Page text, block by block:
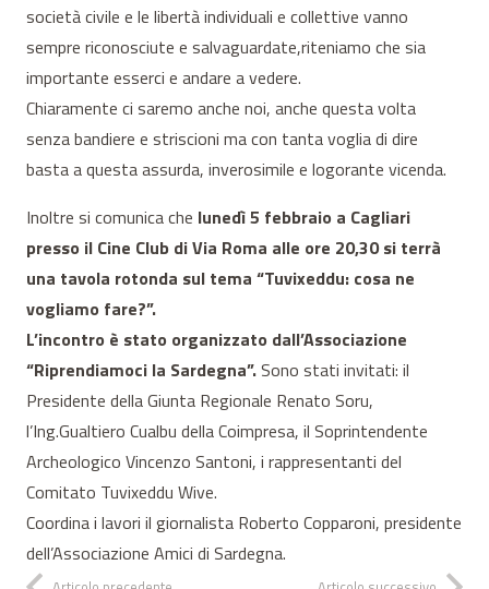
società civile e le libertà individuali e collettive vanno
sempre riconosciute e salvaguardate,riteniamo che sia
importante esserci e andare a vedere.
Chiaramente ci saremo anche noi, anche questa volta
senza bandiere e striscioni ma con tanta voglia di dire
basta a questa assurda, inverosimile e logorante vicenda.
Inoltre si comunica che lunedì 5 febbraio a Cagliari
presso il Cine Club di Via Roma alle ore 20,30 si terrà
una tavola rotonda sul tema “Tuvixeddu: cosa ne
vogliamo fare?”.
L’incontro è stato organizzato dall’Associazione
“Riprendiamoci la Sardegna”.Sono stati invitati: il
Presidente della Giunta Regionale Renato Soru,
l’Ing.Gualtiero Cualbu della Coimpresa, il Soprintendente
Archeologico Vincenzo Santoni, i rappresentanti del
Comitato Tuvixeddu Wive.
Coordina i lavori il giornalista Roberto Copparoni, presidente
dell’Associazione Amici di Sardegna.